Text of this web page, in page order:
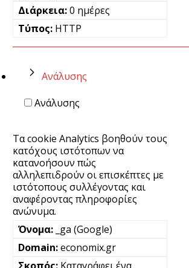
0 ημέρες
HTTP
Ανάλυσης
Ανάλυσης
Τα cookie Analytics βοηθούν τους
κατόχους ιστότοπων να
κατανοήσουν πώς
αλληλεπιδρούν οι επισκέπτες με
ιστότοπους συλλέγοντας και
αναφέροντας πληροφορίες
ανώνυμα.
_ga (Google)
economix.gr
Καταγράφει ένα